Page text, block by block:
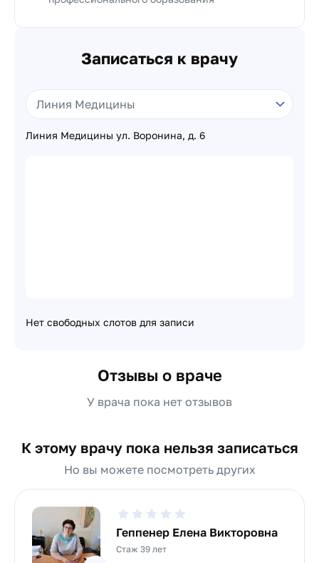
Записаться к врачу
Линия Медицины ул. Воронина, д. 6
Нет свободных слотов для записи
Отзывы о враче
У врача пока нет отзывов
К этому врачу пока нельзя записаться
Но вы можете посмотреть других
Геппенер Елена Викторовна
Стаж 39 лет